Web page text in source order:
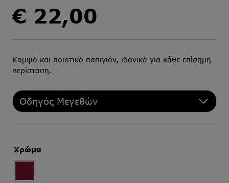
€ 22,00
Κομψό και ποιοτικό παπιγιόν, ιδανικό για κάθε επίσημη
περίσταση.
Οδηγός Μεγεθών
Χρώμα